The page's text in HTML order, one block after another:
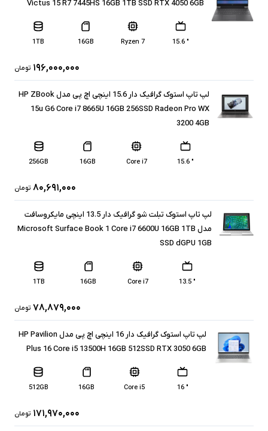
Victus 15 R7 7445HS 16GB 1TB SSD RTX 4050 6GB
" 15.6
Ryzen 7
16GB
1TB
۱۹۶,۰۰۰,۰۰۰ تومان
لپ تاپ استوک گرافیک دار 15.6 اینچی اچ پی مدل HP ZBook
15u G6 Core i7 8665U 16GB 256SSD Radeon Pro WX
3200 4GB
" 15.6
Core i7
16GB
256GB
۸۰,۶۹۱,۰۰۰ تومان
لپ تاپ استوک تبلت شو گرافیک دار 13.5 اینچی مایکروسافت
مدل Microsoft Surface Book 1 Core i7 6600U 16GB 1TB
SSD dGPU 1GB
" 13.5
Core i7
16GB
1TB
۷۸,۸۷۹,۰۰۰ تومان
لپ تاپ استوک گرافیک دار 16 اینچی اچ پی مدل HP Pavilion
Plus 16 Core i5 13500H 16GB 512SSD RTX 3050 6GB
" 16
Core i5
16GB
512GB
۱۷۱,۹۷۰,۰۰۰ تومان